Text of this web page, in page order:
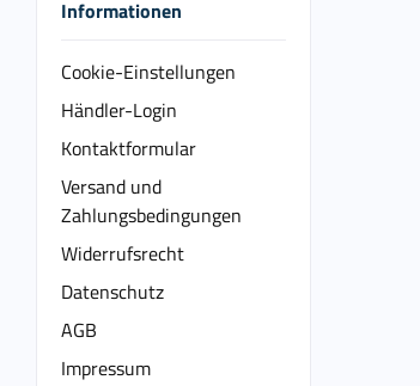
Informationen
Cookie-Einstellungen
Händler-Login
Kontaktformular
Versand und
Zahlungsbedingungen
Widerrufsrecht
Datenschutz
AGB
Impressum